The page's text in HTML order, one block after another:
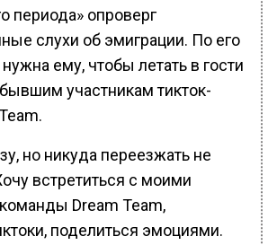
периода» опроверг
слухи об эмиграции. По его
ему, чтобы летать в гости
участникам тикток-
но никуда переезжать не
встретиться с моими
Dream Team,
поделиться эмоциями.